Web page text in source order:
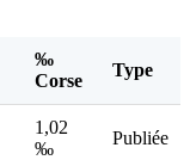
‰
Corse
Type
1,02
‰
Publiée